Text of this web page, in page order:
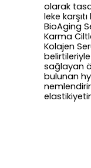
olarak
leke
BioAging
Karma
Kolajen
sağlayan
bulunan